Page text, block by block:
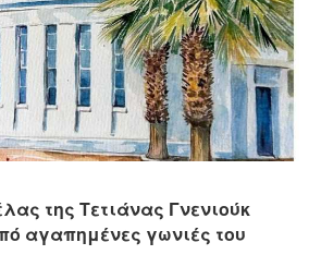
της Τετιάνας Γνενιούκ
αγαπημένες γωνιές του